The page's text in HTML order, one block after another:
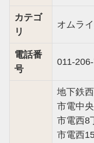
カテゴ
リ
オムラ
電話番
号
011-
地下鉄
市電中
市電西8
市電西